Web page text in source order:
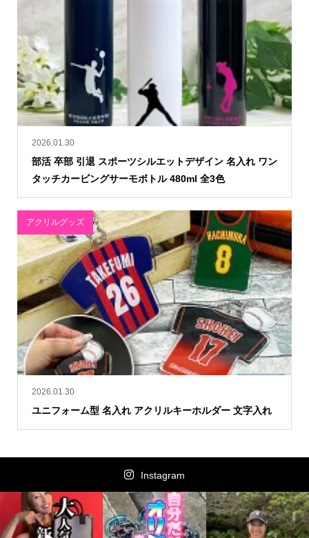
2026.01.30
部活 卒部 引退 スポーツシルエットデザイン 名入れ ワン
タッチカービングサーモボトル 480ml 全3色
2026.01.30
ユニフォーム型 名入れ アクリルキーホルダー 文字入れ
アクリルグッズ
Instagram